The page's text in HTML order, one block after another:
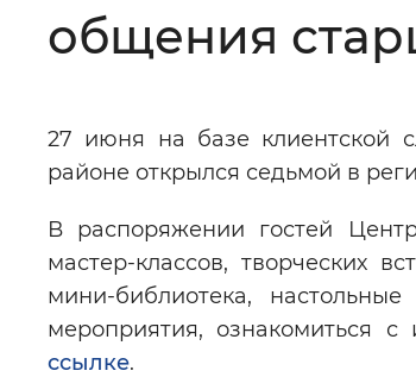
Цвет сайта
Изображения:
Звуковой ассистент
общения
27 июня на базе клиентской
районе открылся седьмой в
В распоряжении гостей
мастер-классов, творческих
мини-библиотека,
мероприятия, ознакомиться
ссылке.